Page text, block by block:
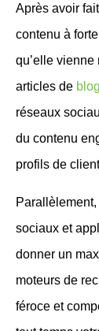
Après avoir
contenu à
qu’elle
articles de
réseaux
du contenu
profils de
sociaux et
donner un
moteurs de
féroce et